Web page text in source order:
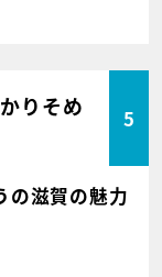
りそめ
5
の滋賀の魅力